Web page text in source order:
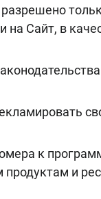
на Сайт, в
к
и